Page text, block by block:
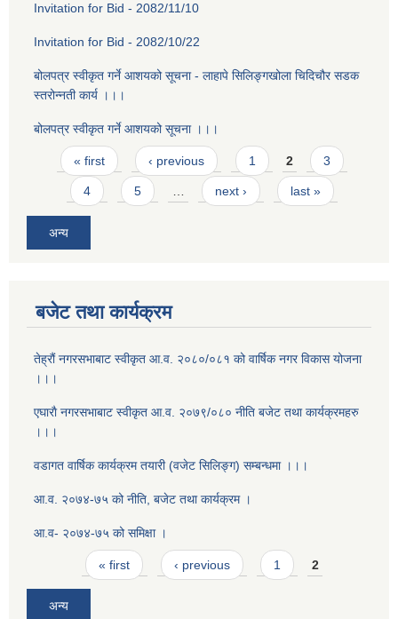
Invitation for Bid - 2082/11/10
Invitation for Bid - 2082/10/22
बोलपत्र स्वीकृत गर्ने आशयको सूचना - लाहापे सिलिङ्गखोला चिदिचौर सडक
स्तरोन्नती कार्य ।।।
बोलपत्र स्वीकृत गर्ने आशयको सूचना ।।।
Pages
« first ‹ previous 1 2 3
4 5 … next › last »
अन्य
बजेट तथा कार्यक्रम
तेह्रौं नगरसभाबाट स्वीकृत आ‍.व. २०८०/०८१ को वार्षिक नगर विकास योजना
।।।
एघाराै नगरसभाबाट स्वीकृत आ‍.व. २०७९/०८० नीति बजेट तथा कार्यक्रमहरु
।।।
वडागत वार्षिक कार्यक्रम तयारी (वजेट सिलिङ्ग) सम्बन्धमा ।।।
आ.व. २०७४-७५ को नीति, बजेट तथा कार्यक्रम ।
आ.व- २०७४-७५ को समिक्षा ।
Pages« first ‹ previous 1 2
अन्य